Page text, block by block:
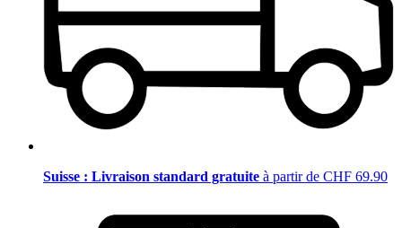
Suisse : Livraison standard gratuite à partir de CHF 69.90